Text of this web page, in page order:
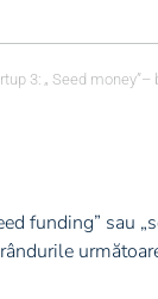
3: „ Seed
funding” sau